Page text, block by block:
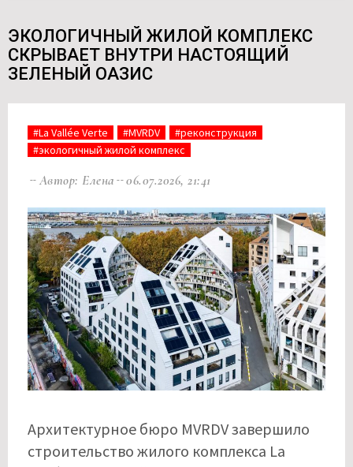
ЭКОЛОГИЧНЫЙ ЖИЛОЙ КОМПЛЕКС
СКРЫВАЕТ ВНУТРИ НАСТОЯЩИЙ
ЗЕЛЕНЫЙ ОАЗИС
#La Vallée Verte #MVRDV
#реконструкция
#экологичный жилой комплекс
Автор: Елена 06.07.2026, 21:41
Архитектурное бюро MVRDV завершило
строительство жилого комплекса La